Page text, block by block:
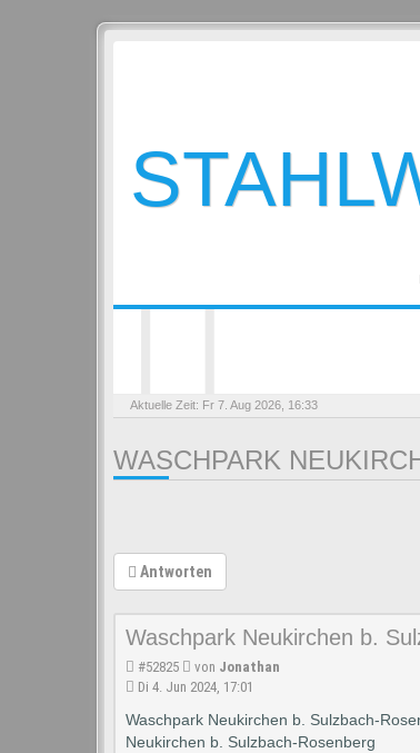
Aktuelle Zeit: Fr 7. Aug 2026, 16:33
WASCHPARK
Antworten
Waschpark Neukirchen b.
#52825 von Jonathan
Di 4. Jun 2024, 17:01
Waschpark Neukirchen b. Sulzbach-
Neukirchen b. Sulzbach-Rosenberg